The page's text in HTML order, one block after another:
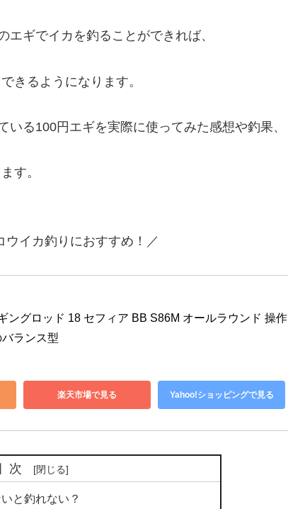
ギでイカを釣ることができれば、
きるようになります。
る100円エギを実際に使ってみた感想や釣果、
す。
ウイカ釣りにおすすめ！／
ングロッド 18 セフィア BB S86M オールラウンド 操作
ランス型
楽天市場で見る Yahoo!ショッピングで見る
次
と釣れない？